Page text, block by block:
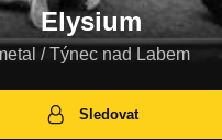
Elysium
/ Týnec nad Labem
Sledovat